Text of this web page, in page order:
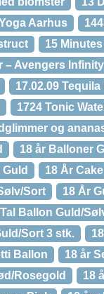
Aarhus
15
Avengers
17.02.09
1724 Tonic
og
18 år Balloner
18 År
Sort
18 År
Ballon Guld/
Sort 3 stk.
Ballon
18 år
Rosegold
18